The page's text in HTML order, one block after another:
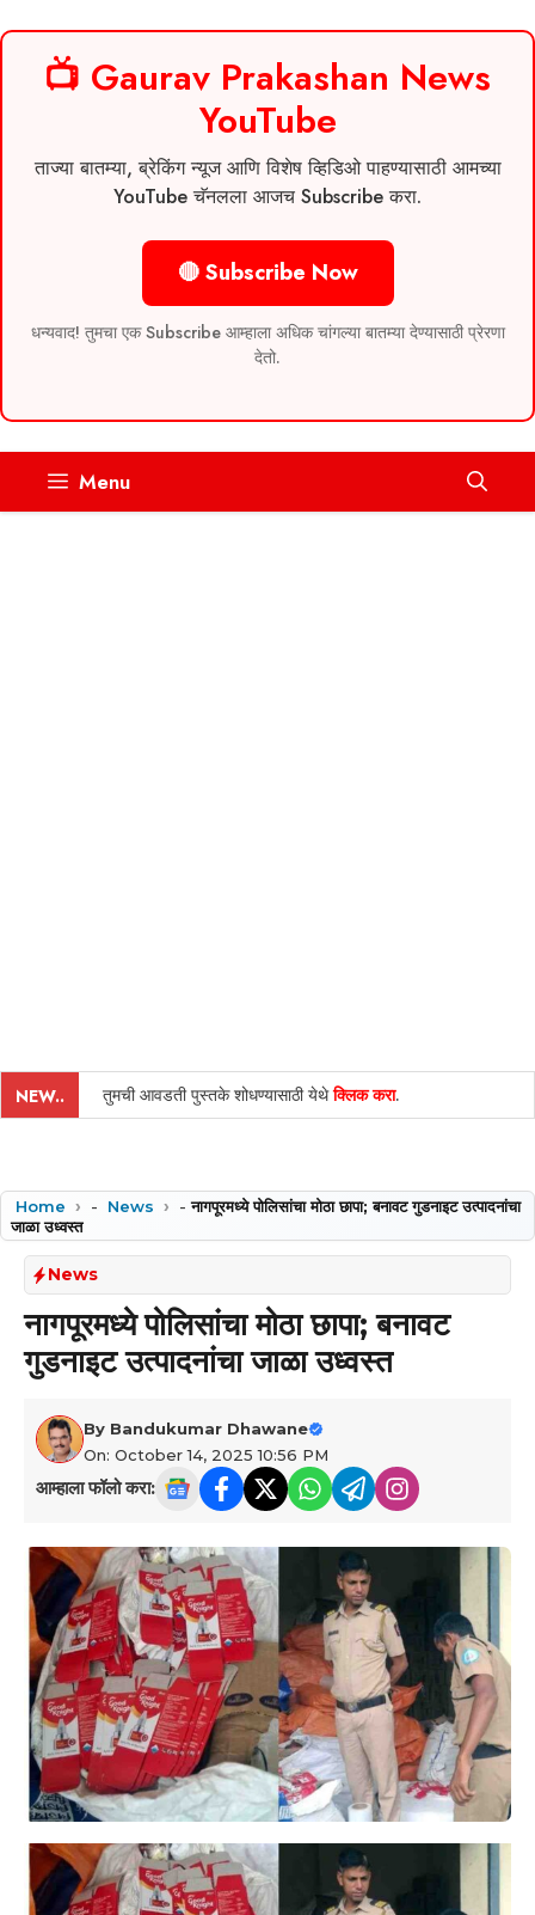
📺 Gaurav Prakashan News
YouTube
ताज्या बातम्या, ब्रेकिंग न्यूज आणि विशेष व्हिडिओ पाहण्यासाठी आमच्या
YouTube चॅनलला आजच Subscribe करा.
🔴 Subscribe Now
धन्यवाद! तुमचा एक Subscribe आम्हाला अधिक चांगल्या बातम्या देण्यासाठी प्रेरणा
देतो.
Menu
NEW.. तुमची आवडती पुस्तके शोधण्यासाठी येथेक्लिक करा.
Home - News -नागपूरमध्ये पोलिसांचा मोठा छापा; बनावट गुडनाइट उत्पादनांचा
जाळा उध्वस्त
News
नागपूरमध्ये पोलिसांचा मोठा छापा; बनावट
गुडनाइट उत्पादनांचा जाळा उध्वस्त
By Bandukumar Dhawane
On: October 14, 2025 10:56 PM
आम्हाला फॉलो करा: